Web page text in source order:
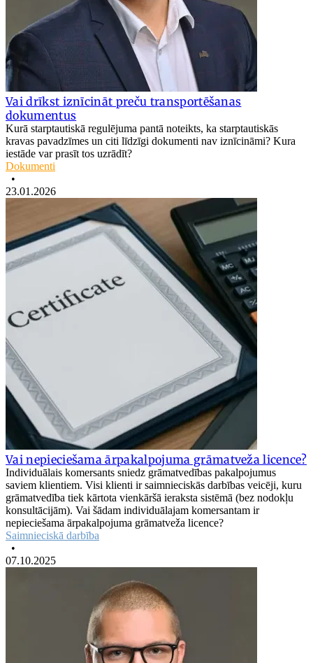
Vai drīkst iznīcināt preču transportēšanas
dokumentus
Kurā starptautiskā regulējuma pantā noteikts, ka starptautiskās
kravas pavadzīmes un citi līdzīgi dokumenti nav iznīcināmi? Kura
iestāde var prasīt tos uzrādīt?
Dokumenti
•
23.01.2026
Vai nepieciešama ārpakalpojuma grāmatveža licence?
Individuālais komersants sniedz grāmatvedības pakalpojumus
saviem klientiem. Visi klienti ir saimnieciskās darbības veicēji, kuru
grāmatvedība tiek kārtota vienkāršā ieraksta sistēmā (bez nodokļu
konsultācijām). Vai šādam individuālajam komersantam ir
nepieciešama ārpakalpojuma grāmatveža licence?
Saimnieciskā darbība
•
07.10.2025